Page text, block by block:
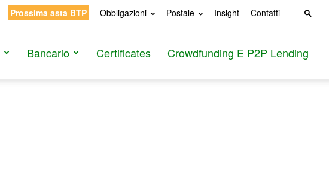
Prossima asta BTP Obbligazioni Postale Insight Contatti
Bancario Certificates Crowdfunding E P2P Lending